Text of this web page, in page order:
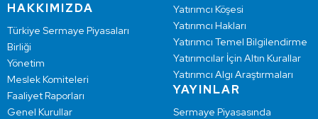
HAKKIMIZDA
Türkiye Sermaye Piyasaları
Birliği
Yönetim
Meslek Komiteleri
Faaliyet Raporları
Genel Kurullar
Yatırımcı Köşesi
Yatırımcı Hakları
Yatırımcı Temel Bilgilendirme
Yatırımcılar İçin Altın Kurallar
Yatırımcı Algı Araştırmaları
YAYINLAR
Sermaye Piyasasında